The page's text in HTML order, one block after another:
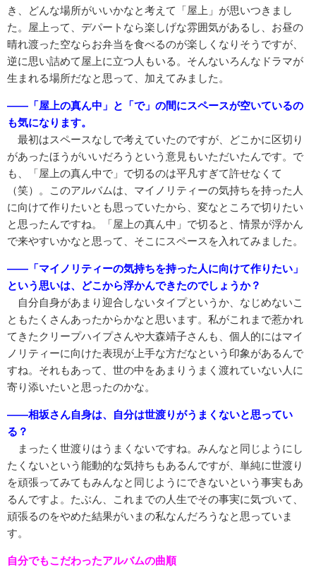
き、どんな場所がいいかなと考えて「屋上」が思いつきまし
た。屋上って、デパートなら楽しげな雰囲気があるし、お昼の
晴れ渡った空ならお弁当を食べるのが楽しくなりそうですが、
逆に思い詰めて屋上に立つ人もいる。そんないろんなドラマが
生まれる場所だなと思って、加えてみました。
――「屋上の真ん中」と「で」の間にスペースが空いているの
も気になります。
最初はスペースなしで考えていたのですが、どこかに区切り
があったほうがいいだろうという意見もいただいたんです。で
も、「屋上の真ん中で」で切るのは平凡すぎて許せなくて
（笑）。このアルバムは、マイノリティーの気持ちを持った人
に向けて作りたいとも思っていたから、変なところで切りたい
と思ったんですね。「屋上の真ん中」で切ると、情景が浮かん
で来やすいかなと思って、そこにスペースを入れてみました。
――「マイノリティーの気持ちを持った人に向けて作りたい」
という思いは、どこから浮かんできたのでしょうか？
自分自身があまり迎合しないタイプというか、なじめないこ
ともたくさんあったからかなと思います。私がこれまで惹かれ
てきたクリープハイプさんや大森靖子さんも、個人的にはマイ
ノリティーに向けた表現が上手な方だなという印象があるんで
すね。それもあって、世の中をあまりうまく渡れていない人に
寄り添いたいと思ったのかな。
――相坂さん自身は、自分は世渡りがうまくないと思ってい
る？
まったく世渡りはうまくないですね。みんなと同じようにし
たくないという能動的な気持ちもあるんですが、単純に世渡り
を頑張ってみてもみんなと同じようにできないという事実もあ
るんですよ。たぶん、これまでの人生でその事実に気づいて、
頑張るのをやめた結果がいまの私なんだろうなと思っていま
す。
自分でもこだわったアルバムの曲順